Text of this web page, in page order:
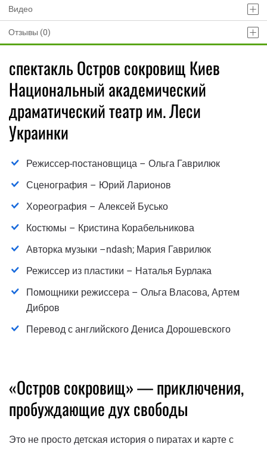
Видео
Отзывы (0)
спектакль Остров сокровищ Киев
Национальный академический
драматический театр им. Леси
Украинки
Режиссер-постановщица – Ольга Гаврилюк
Сценография – Юрий Ларионов
Хореография – Алексей Бусько
Костюмы – Кристина Корабельникова
Авторка музыки –ndash; Мария Гаврилюк
Режиссер из пластики – Наталья Бурлака
Помощники режиссера – Ольга Власова, Артем
Дибров
Перевод с английского Дениса Дорошевского
«Остров сокровищ» — приключения,
пробуждающие дух свободы
Это не просто детская история о пиратах и ​​карте с